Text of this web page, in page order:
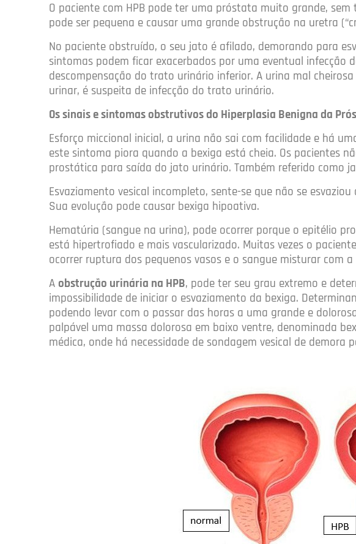
O paciente com HPB pode ter uma próstata muito grande,
pode ser pequena e causar uma grande obstrução na uretra
No paciente obstruído, o seu jato é afilado, demorando para
sintomas podem ficar exacerbados por uma eventual
descompensação do trato urinário inferior. A urina mal
urinar, é suspeita de infecção do trato urinário.
Os sinais e sintomas obstrutivos do Hiperplasia Benigna da
Esforço miccional inicial, a urina não sai com facilidade e há
este sintoma piora quando a bexiga está cheia. Os pacientes
prostática para saída do jato urinário. Também referido como
Esvaziamento vesical incompleto, sente-se que não se
Sua evolução pode causar bexiga hipoativa.
Hematúria (sangue na urina), pode ocorrer porque o epitélio
está hipertrofiado e mais vascularizado. Muitas vezes o
ocorrer ruptura dos pequenos vasos e o sangue misturar com
A obstrução urinária na HPB, pode ter seu grau extremo e
impossibilidade de iniciar o esvaziamento da bexiga.
podendo levar com o passar das horas a uma grande e
palpável uma massa dolorosa em baixo ventre, denominada
médica, onde há necessidade de sondagem vesical de demora